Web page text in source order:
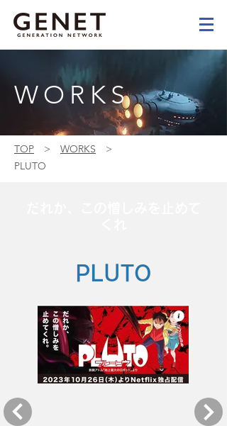
WORKS
TOP > WORKS >
PLUTO
PLUTO